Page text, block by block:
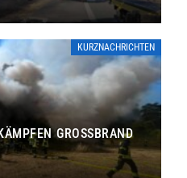
KURZNACHRICHTEN
GROSSBRAND B